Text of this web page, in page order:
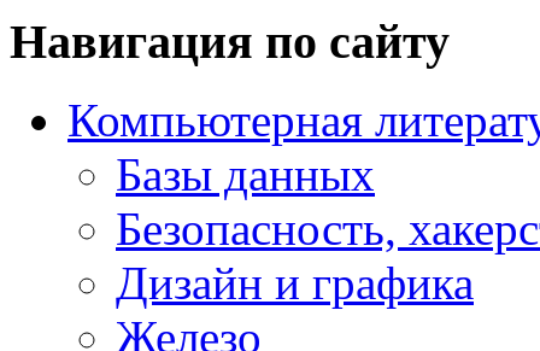
Навигация по сайту
Компьютерная
Базы данных
Безопасность,
Дизайн и графика
Железо